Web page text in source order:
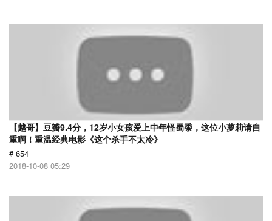
【越哥】豆瓣9.4分，12岁小女孩爱上中年怪蜀黍，这位小萝莉请自
重啊！重温经典电影《这个杀手不太冷》
# 654
2018-10-08 05:29